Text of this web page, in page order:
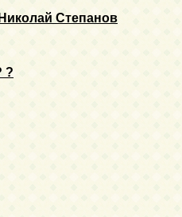
Николай Степанов
?